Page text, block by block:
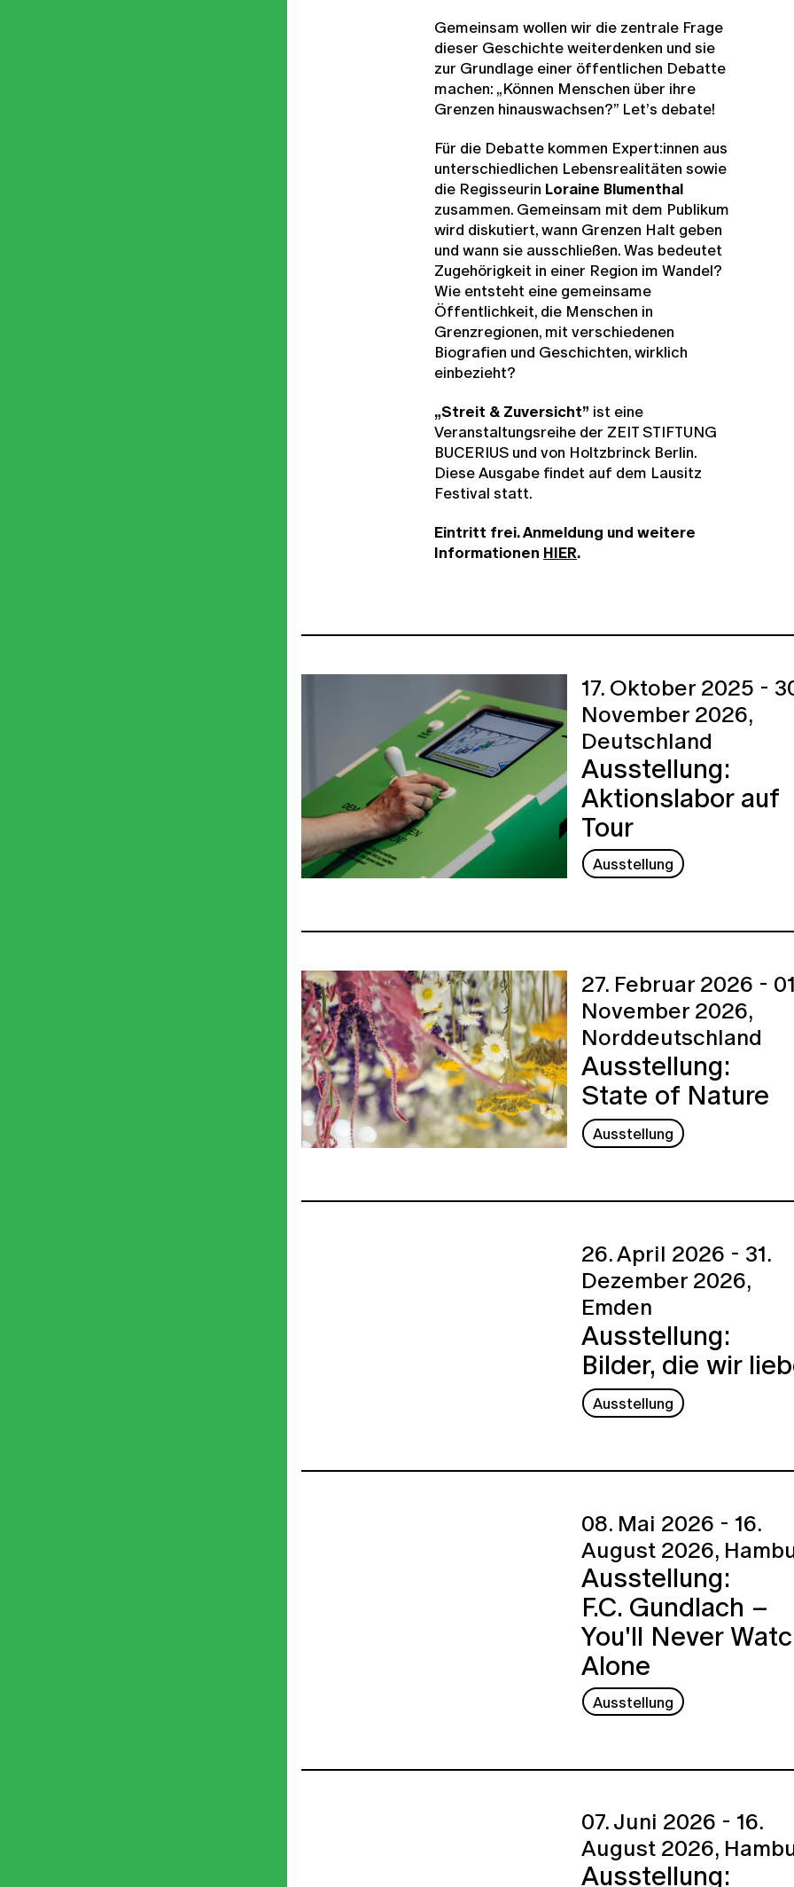
Gemeinsam wollen wir die zentrale Frage
dieser Geschichte weiterdenken und sie
zur Grundlage einer öffentlichen Debatte
machen: „Können Menschen über ihre
Grenzen hinauswachsen?” Let’s debate!
Für die Debatte kommen Expert:innen aus
unterschiedlichen Lebensrealitäten sowie
die Regisseurin Loraine Blumenthal
zusammen. Gemeinsam mit dem Publikum
wird diskutiert, wann Grenzen Halt geben
und wann sie ausschließen. Was bedeutet
Zugehörigkeit in einer Region im Wandel?
Wie entsteht eine gemeinsame
Öffentlichkeit, die Menschen in
Grenzregionen, mit verschiedenen
Biografien und Geschichten, wirklich
einbezieht?
„Streit & Zuversicht” ist eine
Veranstaltungsreihe der ZEIT STIFTUNG
BUCERIUS und von Holtzbrinck Berlin.
Diese Ausgabe findet auf dem Lausitz
Festival statt.
Eintritt frei. Anmeldung und weitere
Informationen HIER.
17. Oktober 2025 -
November 2026,
Deutschland
Ausstellung:
Aktionslabor auf
Tour
Ausstellung
27. Februar 2026 -
November 2026,
Norddeutschland
Ausstellung:
State of Nature
Ausstellung
26. April 2026 - 31.
Dezember 2026,
Emden
Ausstellung:
Bilder, die wir
Ausstellung
08. Mai 2026 - 16.
August 2026,
Ausstellung:
F.C. Gundlach –
You'll Never
Alone
Ausstellung
07. Juni 2026 - 16.
August 2026,
Ausstellung: